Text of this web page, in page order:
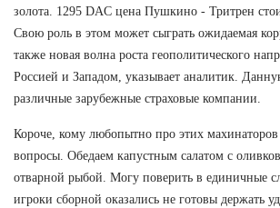
золота. 1295 DAC цена Пушкино - Тритрен
Свою роль в этом может сыграть ожидаемая
также новая волна роста геополитического
Россией и Западом, указывает аналитик.
различные зарубежные страховые компании.
Короче, кому любопытно про этих махинаторов
вопросы. Обедаем капустным салатом с
отварной рыбой. Могу поверить в единичные
игроки сборной оказались не готовы держать